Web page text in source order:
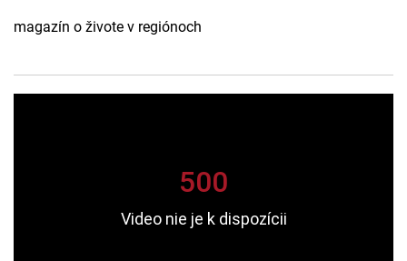
magazín o živote v regiónoch